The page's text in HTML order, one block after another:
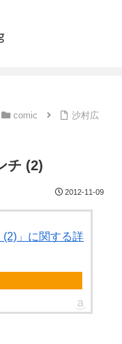
comic
沙村広
チ (2)
2012-11-09
」に関する詳